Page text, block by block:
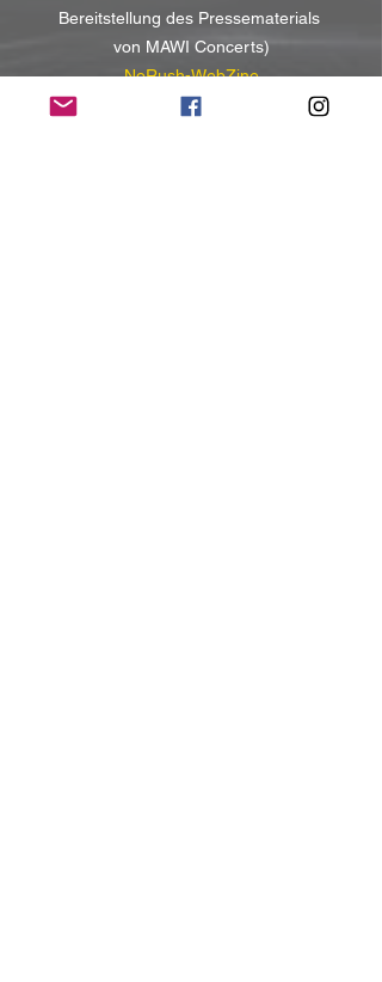
Bereitstellung des Pressematerials
von MAWI Concerts)
NoRush-WebZine